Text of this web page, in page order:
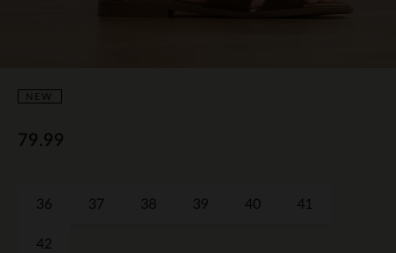
NEW
79.99
36 37 38 39 40 41
42